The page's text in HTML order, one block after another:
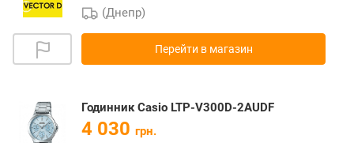
(Днепр)
Перейти в магазин
Годинник Casio LTP-V300D-2AUDF
4 030 грн.